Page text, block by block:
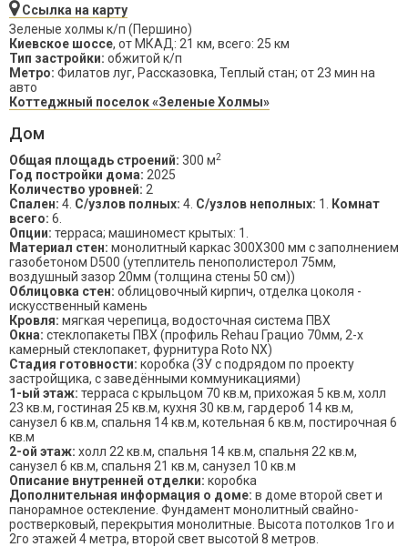
Ссылка на карту
Зеленые холмы к/п (Першино)
Киевское шоссе, от МКАД: 21 км, всего: 25 км
Тип застройки: обжитой к/п
Метро: Филатов луг, Рассказовка, Теплый стан; от 23 мин на
авто
Коттеджный поселок «Зеленые Холмы»
Дом
Общая площадь строений: 300 м2
Год постройки дома: 2025
Количество уровней: 2
Спален: 4. С/узлов полных: 4. С/узлов неполных: 1.
Комнат
всего: 6.
Опции: терраса; машиномест крытых: 1.
Материал стен: монолитный каркас 300Х300 мм с заполнением
газобетоном D500 (утеплитель пенополистерол 75мм,
воздушный зазор 20мм (толщина стены 50 см))
Облицовка стен: облицовочный кирпич, отделка цоколя -
искусственный камень
Кровля: мягкая черепица, водосточная система ПВХ
Окна: стеклопакеты ПВХ (профиль Rehau Грацио 70мм, 2-х
камерный стеклопакет, фурнитура Roto NX)
Стадия готовности: коробка (ЗУ с подрядом по проекту
застройщика, с заведёнными коммуникациями)
1-ый этаж: терраса с крыльцом 70 кв.м, прихожая 5 кв.м, холл
23 кв.м, гостиная 25 кв.м, кухня 30 кв.м, гардероб 14 кв.м,
санузел 6 кв.м, спальня 14 кв.м, котельная 6 кв.м, постирочная 6
кв.м
2-ой этаж: холл 22 кв.м, спальня 14 кв.м, спальня 22 кв.м,
санузел 6 кв.м, спальня 21 кв.м, санузел 10 кв.м
Описание внутренней отделки: коробка
Дополнительная информация о доме: в доме второй свет и
панорамное остекление. Фундамент монолитный свайно-
ростверковый, перекрытия монолитные. Высота потолков 1го и
2го этажей 4 метра, второй свет высотой 8 метров.